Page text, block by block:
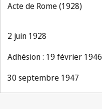
Acte de Rome (1928)
2 juin 1928
Adhésion : 19 février 1946
30 septembre 1947